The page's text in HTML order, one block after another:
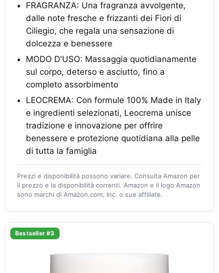
FRAGRANZA: Una fragranza avvolgente,
dalle note fresche e frizzanti dei Fiori di
Ciliegio, che regala una sensazione di
dolcezza e benessere
MODO D'USO: Massaggia quotidianamente
sul corpo, deterso e asciutto, fino a
completo assorbimento
LEOCREMA: Con formule 100% Made in Italy
e ingredienti selezionati, Leocrema unisce
tradizione e innovazione per offrire
benessere e protezione quotidiana alla pelle
di tutta la famiglia
Prezzi e disponibilità possono variare. Consulta Amazon per
il prezzo e la disponibilità correnti. Amazon e il logo Amazon
sono marchi di Amazon.com, Inc. o sue affiliate.
Bestseller #3